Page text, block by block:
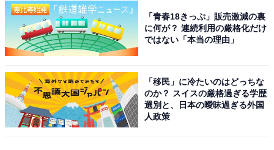
「青春18きっぷ」販売激減の裏
に何が？ 連続利用の厳格化だけ
ではない「本当の理由」
「移民」に冷たいのはどっちな
のか？ スイスの厳格過ぎる学歴
選別と、日本の曖昧過ぎる外国
人政策